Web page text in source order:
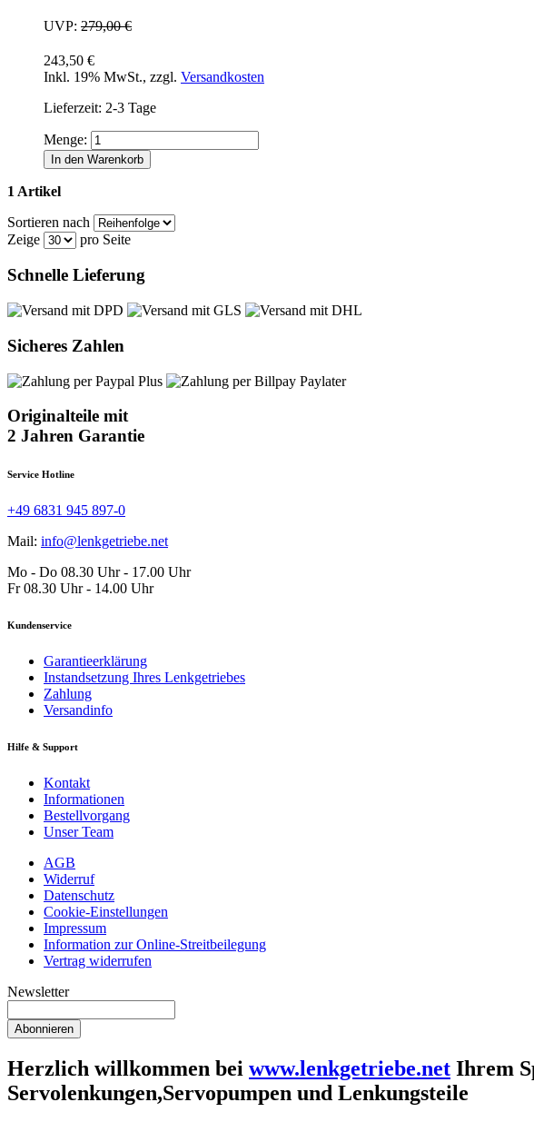
UVP: 279,00 €
243,50 €
Inkl. 19% MwSt., zzgl. Versandkosten
Lieferzeit: 2-3 Tage
Menge:
In den Warenkorb
1 Artikel
Sortieren nach
Zeige
pro Seite
Schnelle Lieferung
Sicheres Zahlen
Originalteile mit
2 Jahren Garantie
Service Hotline
+49 6831 945 897-0
Mail: info@lenkgetriebe.net
Mo - Do 08.30 Uhr - 17.00 Uhr
Fr 08.30 Uhr - 14.00 Uhr
Kundenservice
Garantieerklärung
Instandsetzung Ihres Lenkgetriebes
Zahlung
Versandinfo
Hilfe & Support
Kontakt
Informationen
Bestellvorgang
Unser Team
AGB
Widerruf
Datenschutz
Cookie-Einstellungen
Impressum
Information zur Online-Streitbeilegung
Vertrag widerrufen
Newsletter
Abonnieren
Herzlich willkommen bei www.lenkgetriebe.net Ihrem
Servolenkungen,Servopumpen und Lenkungsteile